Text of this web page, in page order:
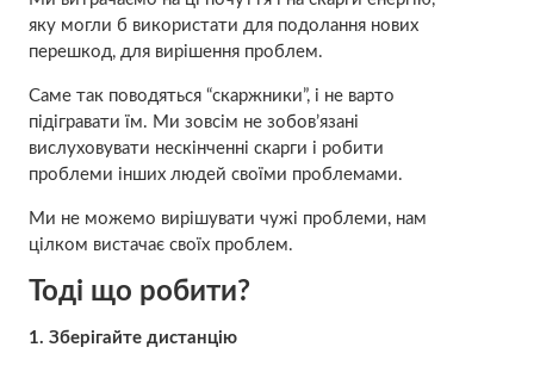
яку могли б використати для подолання нових
перешкод, для вирішення проблем.
Саме так поводяться “скаржники”, і не варто
підігравати їм. Ми зовсім не зобов’язані
вислуховувати нескінченні скарги і робити
проблеми інших людей своїми проблемами.
Ми не можемо вирішувати чужі проблеми, нам
цілком вистачає своїх проблем.
Тоді що робити?
1. Зберігайте дистанцію